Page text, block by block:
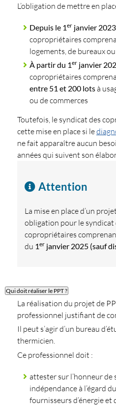
L’obligation de mettre en
Depuis le 1er janvier 2023
copropriétaires
logements, de bureaux
À partir du 1er janvier
copropriétaires
entre 51 et 200 lotsà
ou de commerces
Toutefois, le syndicat des
cette mise en place si le
ne fait apparaître aucun
années qui suivent son
Attention
La mise en place d’un
obligation pour le syndicat
copropriétaires
du 1er janvier 2025 (sauf
Qui doit réaliser le PPT ?
La réalisation du projet de
professionnel justifiant de
Il peut s’agir d’un bureau
thermicien.
Ce professionnel doit :
attester sur l’honneur
indépendance à l’égard
fournisseurs d’énergie